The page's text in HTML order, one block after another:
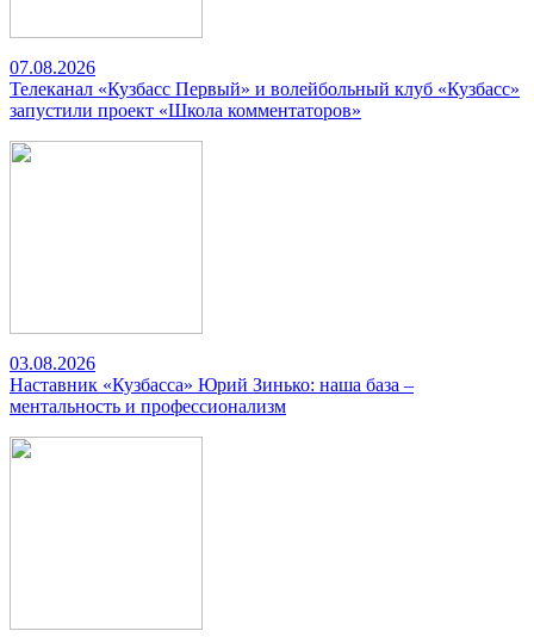
07.08.2026
Телеканал «Кузбасс Первый» и волейбольный клуб «Кузбасс»
запустили проект «Школа комментаторов»
03.08.2026
Наставник «Кузбасса» Юрий Зинько: наша база –
ментальность и профессионализм